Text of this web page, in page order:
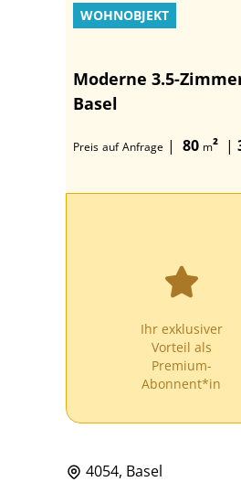
WOHNOBJEKT
Moderne 3.5-
Basel
Preis auf Anfrage | 80 m² |
Ihr exklusiver
Vorteil als
Premium-
Abonnent*in
4054, Basel